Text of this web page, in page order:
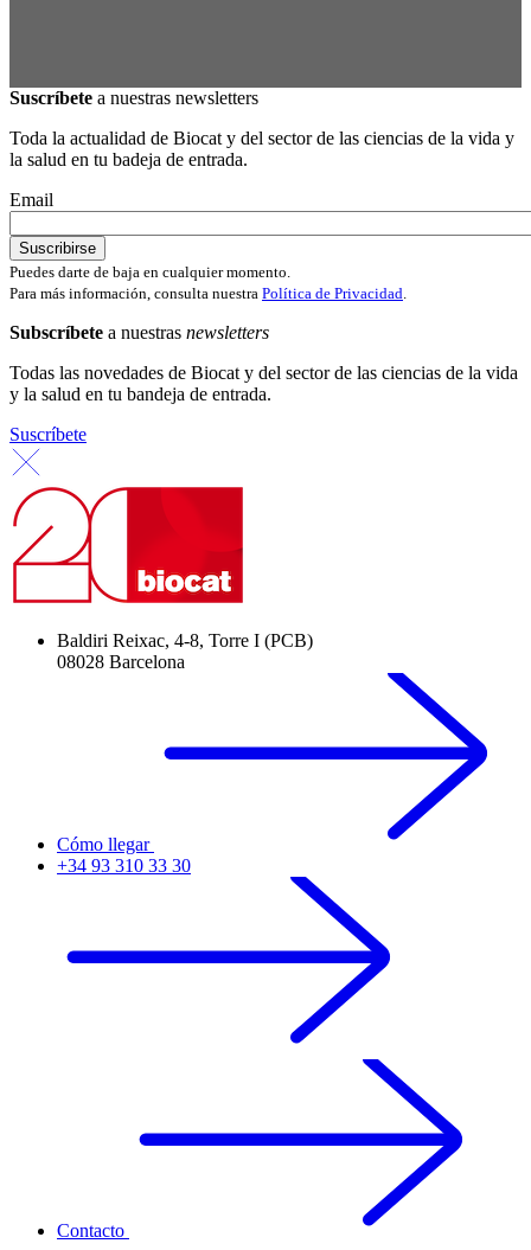
Suscríbete a nuestras newsletters
Toda la actualidad de Biocat y del sector de las ciencias de la vida y
la salud en tu badeja de entrada.
Email
Puedes darte de baja en cualquier momento.
Para más información, consulta nuestra Política de Privacidad
Subscríbete a nuestras newsletters
Todas las novedades de Biocat y del sector de las ciencias de la vida
y la salud en tu bandeja de entrada.
Suscríbete
Baldiri Reixac, 4-8, Torre I (PCB)
08028 Barcelona
Cómo llegar
+34 93 310 33 30
Contacto